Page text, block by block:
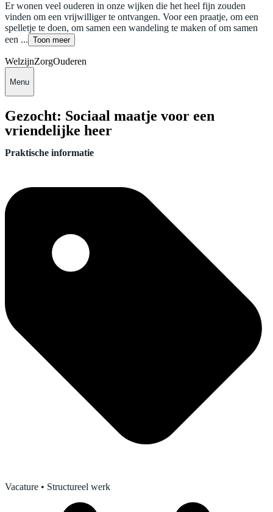
Er wonen veel ouderen in onze wijken die het heel fijn zouden
vinden om een vrijwilliger te ontvangen. Voor een praatje, om een
spelletje te doen, om samen een wandeling te maken of om samen
een ... Toon meer
WelzijnZorgOuderen
Menu
Gezocht: Sociaal maatje voor een
vriendelijke heer
Praktische informatie
Vacature • Structureel werk